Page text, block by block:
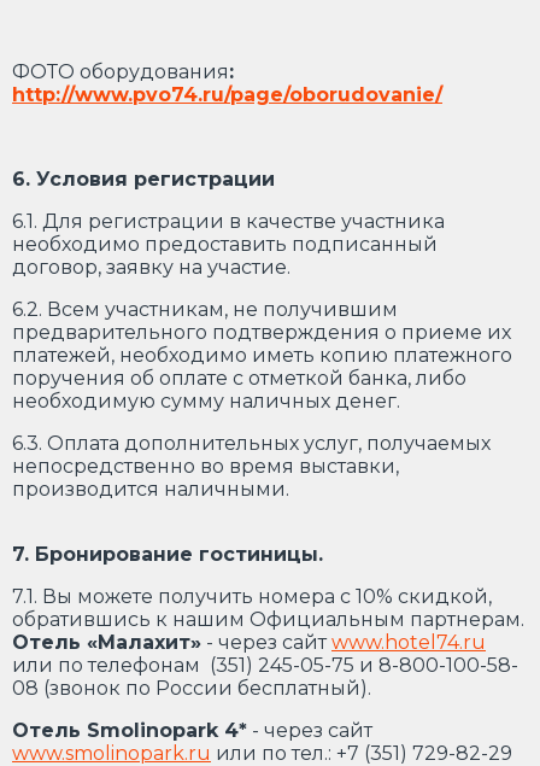
ФОТО оборудования:
http://www.pvo74.ru/page/oborudovanie/
6. Условия регистрации
6.1. Для регистрации в качестве участника
необходимо предоставить подписанный
договор, заявку на участие.
6.2. Всем участникам, не получившим
предварительного подтверждения о приеме их
платежей, необходимо иметь копию платежного
поручения об оплате с отметкой банка, либо
необходимую сумму наличных денег.
6.3. Оплата дополнительных услуг, получаемых
непосредственно во время выставки,
производится наличными.
7. Бронирование гостиницы.
7.1. Вы можете получить номера с 10% скидкой,
обратившись к нашим Официальным партнерам.
Отель «Малахит» - через сайтwww.hotel74.ru
или по телефонам (351) 245-05-75 и 8-800-100-58-
08 (звонок по России бесплатный).
Отель Smolinopark 4* - через сайт
www.smolinopark.ru или по тел.: +7 (351) 729-82-29